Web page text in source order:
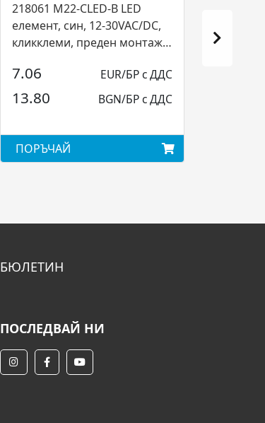
218061 M22-CLED-B LED
елемент, син, 12-30VAC/DC,
кликклеми, преден монтаж,
7.06 EUR/БР с ДДС
13.80 BGN/БР с ДДС
ПОРЪЧАЙ
БЮЛЕТИН
ПОСЛЕДВАЙ НИ